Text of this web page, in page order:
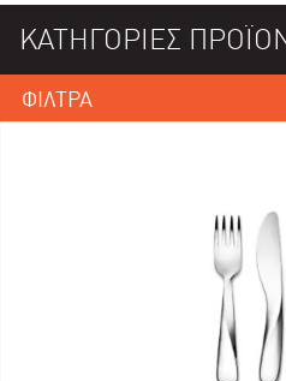
ΚΑΤΗΓΟΡΙΕΣ
ΦΙΛΤΡΑ